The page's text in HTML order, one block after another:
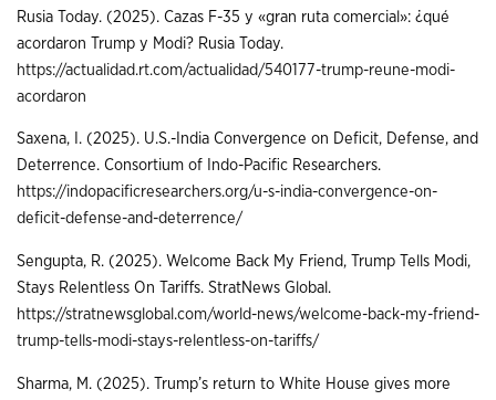
Rusia Today. (2025). Cazas F-35 y «gran ruta comercial»: ¿qué
acordaron Trump y Modi? Rusia Today.
https://actualidad.rt.com/actualidad/540177-trump-reune-modi-
acordaron
Saxena, I. (2025). U.S.-India Convergence on Deficit, Defense, and
Deterrence. Consortium of Indo-Pacific Researchers.
https://indopacificresearchers.org/u-s-india-convergence-on-
deficit-defense-and-deterrence/
Sengupta, R. (2025). Welcome Back My Friend, Trump Tells Modi,
Stays Relentless On Tariffs. StratNews Global.
https://stratnewsglobal.com/world-news/welcome-back-my-friend-
trump-tells-modi-stays-relentless-on-tariffs/
Sharma, M. (2025). Trump’s return to White House gives more